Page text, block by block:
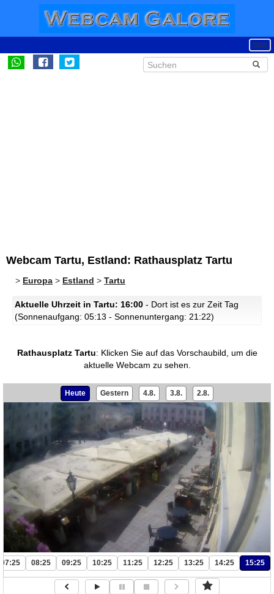
Webcam Tartu, Estland: Rathausplatz Tartu
> Europa > Estland > Tartu
Aktuelle Uhrzeit in Tartu: 16:00 - Dort ist es zur Zeit Tag
(Sonnenaufgang: 05:13 - Sonnenuntergang: 21:22)
Rathausplatz Tartu: Klicken Sie auf das Vorschaubild, um die
aktuelle Webcam zu sehen.
Heute Gestern 4.8. 3.8. 2.8.
07:25 08:25 09:25 10:25 11:25 12:25 13:25 14:25 15:25